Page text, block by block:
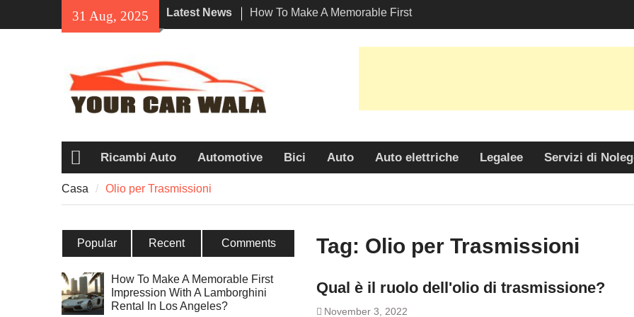
31 Aug, 2025 Latest News
How To Make A Memorable First
Impression With A Lamborghini
Rental In Los Angeles?
Unveiling the Allure: Why is Honda
Navi a Popular Choice Among
CasaRicambi Auto Automotive Bici Auto Auto elettriche Legalee Servizi di
Casa Olio per Trasmissioni
Tag: Olio per Trasmissioni
Qual è il ruolo dell'olio di trasmissione?
November 3, 2022
Popular Recent Comments
How To Make A Memorable First
Impression With A Lamborghini
Rental In Los Angeles?